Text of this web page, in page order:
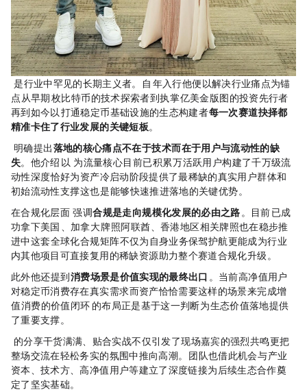
Eddie Chong是Web3行业中罕见的长期主义者。自2015年入行，他便以解决行业痛点为锚
点，从早期4000枚比特币的技术探索者，到执掌50亿美金RWA版图的投资先行者，
再到如今以SFI打通稳定币基础设施的生态构建者——每一次赛道抉择都
精准卡住了行业发展的关键短板。
Eddie Chong明确提出，RWA落地的核心痛点不在于技术，而在于用户与流动性的缺
失。他介绍，SFI以Solulu Club为流量核心，目前已积累20万+活跃用户，构建了千万级流
动性深度，恰好为RWA资产冷启动阶段提供了最稀缺的真实用户群体和
初始流动性支撑，这也是SFI能够快速推进RWA落地的关键优势。
在合规化层面，Eddie Chong强调，合规是RWA走向规模化发展的必由之路。目前SFI已成
功拿下美国MSB、加拿大MSB牌照，阿联酋VARA、香港地区相关牌照也在稳步推
进中，这套全球化合规矩阵，不仅为自身业务保驾护航，更能成为行业
内其他RWA项目可直接复用的稀缺资源，助力整个赛道合规化升级。
此外，他还提到，消费场景是RWA价值实现的最终出口 。当前高净值用户
对稳定币消费存在真实需求，而RWA资产恰恰需要这样的场景来完成“增
值→消费”的价值闭环，Caviar的布局正是基于这一判断，为生态价值落地提供
了重要支撑。
Eddie Chong的分享干货满满、贴合实战，不仅引发了现场嘉宾的强烈共鸣，更把
整场交流在轻松务实的氛围中推向高潮。SFI团队也借此机会，与产业
资本、技术方、高净值用户等建立了深度链接，为后续生态合作奠
定了坚实基础。